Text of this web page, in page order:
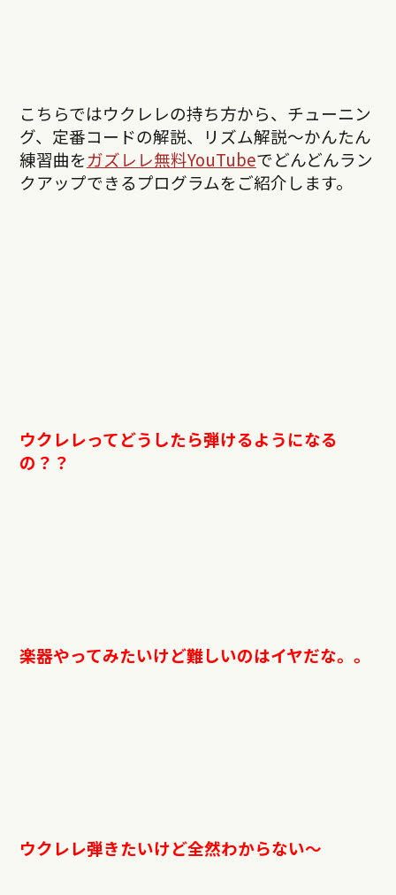
こちらではウクレレの持ち方から、チューニン
グ、定番コードの解説、リズム解説〜かんたん
練習曲をガズレレ無料YouTubeでどんどんラン
クアップできるプログラムをご紹介します。
ウクレレってどうしたら弾けるようになる
の？？
楽器やってみたいけど難しいのはイヤだな。。
ウクレレ弾きたいけど全然わからない～